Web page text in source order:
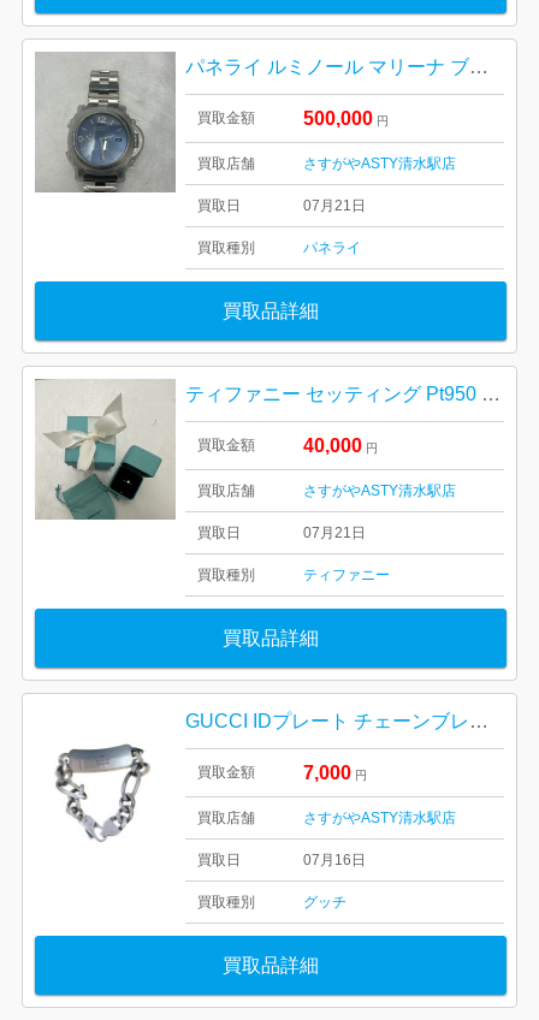
パネライ ルミノール マリーナ ブルー文字盤
買取金額 500,000 円
買取店舗 さすがやASTY清水駅店
買取日 07月21日
買取種別 パネライ
買取品詳細
ティファニー セッティング Pt950 ダイヤリング
買取金額 40,000 円
買取店舗 さすがやASTY清水駅店
買取日 07月21日
買取種別 ティファニー
買取品詳細
GUCCI IDプレート チェーンブレスレット
買取金額 7,000 円
買取店舗 さすがやASTY清水駅店
買取日 07月16日
買取種別 グッチ
買取品詳細